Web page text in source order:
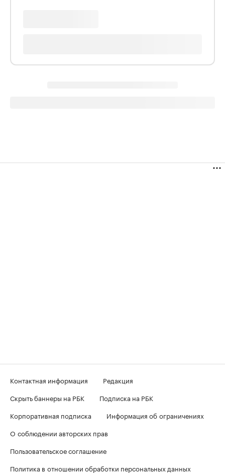
Контактная информация
Редакция
Скрыть баннеры на РБК
Подписка на РБК
Корпоративная подписка
Информация об ограничениях
О соблюдении авторских прав
Пользовательское соглашение
Политика в отношении обработки персональных данных